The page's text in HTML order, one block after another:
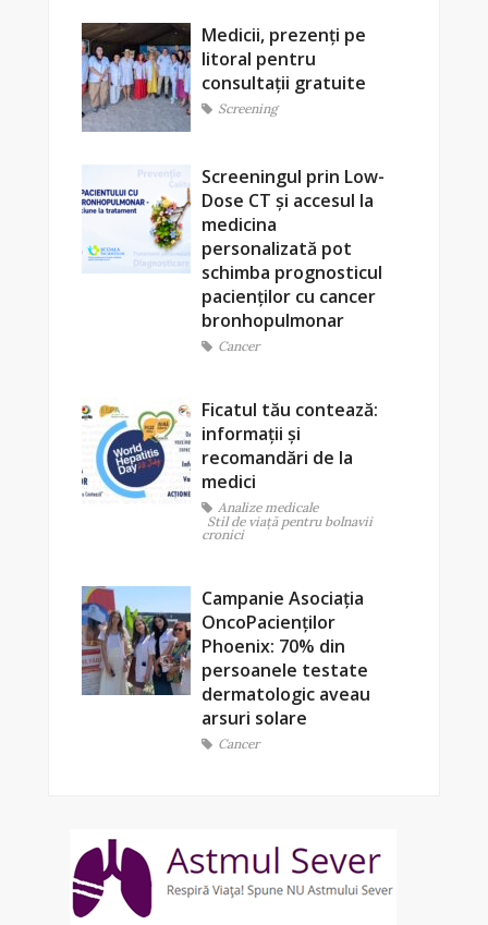
Medicii, prezenți pe
litoral pentru
consultații gratuite
Screening
Screeningul prin Low-
Dose CT și accesul la
medicina
personalizată pot
schimba prognosticul
pacienților cu cancer
bronhopulmonar
Cancer
Ficatul tău contează:
informații și
recomandări de la
medici
Analize medicale
Stil de viaţă pentru bolnavii
cronici
Campanie Asociația
OncoPacienților
Phoenix: 70% din
persoanele testate
dermatologic aveau
arsuri solare
Cancer